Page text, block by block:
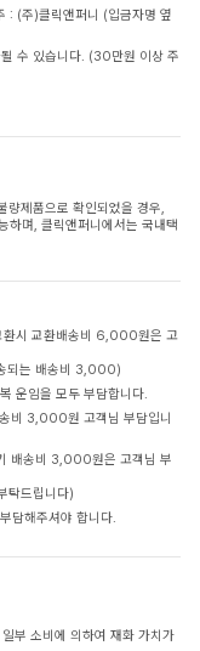
(주)클릭앤퍼니 (입금자명 옆
수 있습니다. (30만원 이상 주
제품으로 확인되었을 경우,
하며, 클릭앤퍼니에서는 국내택
환시 교환배송비 6,000원은 고
되는 배송비 3,000)
운임을 모두 부담합니다.
비 3,000원 고객님 부담입니
배송비 3,000원은 고객님 부
탁드립니다)
담해주셔야 합니다.
부 소비에 의하여 재화 가치가